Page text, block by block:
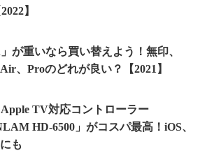
】
」が重いなら買い替えよう！無印、
、Proのどれが良い？【2021】
TV対応コントローラー
HD-6500」がコスパ最高！iOS、
も